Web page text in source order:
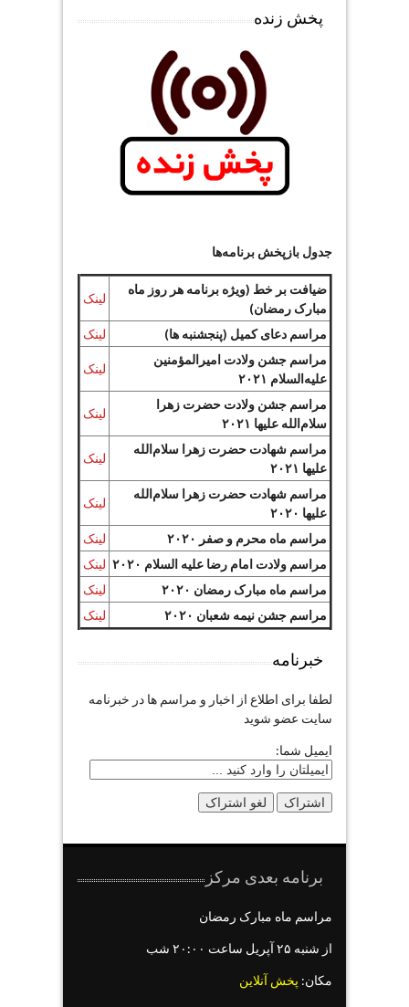
پخش زنده
جدول بازپخش برنامه‌ها
ضیافت بر خط (ویژه برنامه هر روز ماه
مبارک رمضان)
لینک
مراسم دعای کمیل (پنجشنبه ها)
لینک
مراسم جشن ولادت امیرالمؤمنین
علیه‌السلام ۲۰۲۱
لینک
مراسم جشن ولادت حضرت زهرا
سلام‌الله علیها ۲۰۲۱
لینک
مراسم شهادت حضرت زهرا سلام‌الله
علیها ۲۰۲۱
لینک
مراسم شهادت حضرت زهرا سلام‌الله
علیها ۲۰۲۰
لینک
مراسم ماه محرم و صفر ۲۰۲۰
لینک
مراسم ولادت امام رضا علیه السلام ۲۰۲۰
لینک
مراسم ماه مبارک رمضان ۲۰۲۰
لینک
مراسم جشن نیمه شعبان ۲۰۲۰
لینک
خبرنامه
لطفا برای اطلاع از اخبار و مراسم ها در خبرنامه
سایت عضو شوید
ایمیل شما:
برنامه بعدی مرکز
مراسم ماه مبارک رمضان
از شنبه ۲۵ آپریل ساعت ۲۰:۰۰ شب
مکان: پخش آنلاین